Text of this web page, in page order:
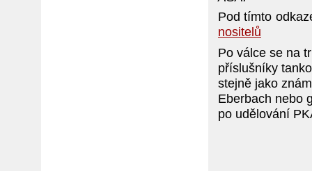
Pod tímto
nositelů
Po válce se na
příslušníky
stejně jako
Eberbach nebo
po udělování